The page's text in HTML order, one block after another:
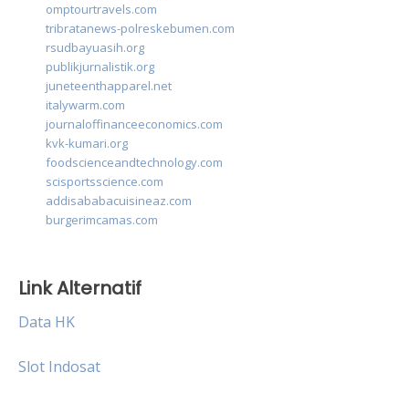
omptourtravels.com
tribratanews-polreskebumen.com
rsudbayuasih.org
publikjurnalistik.org
juneteenthapparel.net
italywarm.com
journaloffinanceeconomics.com
kvk-kumari.org
foodscienceandtechnology.com
scisportsscience.com
addisababacuisineaz.com
burgerimcamas.com
Link Alternatif
Data HK
Slot Indosat